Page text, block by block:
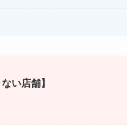
い店舗】